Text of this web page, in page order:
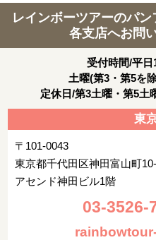
レインボーツアーのパン
各支店へお問
受付時間/平
土曜(第3・第5を
定休日/第3土曜・第5土
東
〒101-0043
東京都千代田区神田富山町
アセンド神田ビル1階
03-3526-